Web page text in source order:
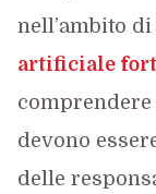
nell’ambito
artificiale
devono
delle